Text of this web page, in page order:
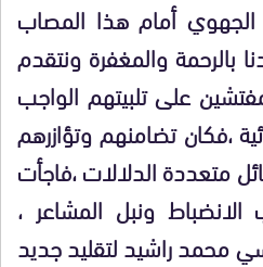
أمام هذا المصاب
بالرحمة والمغفرة ونتقدم
على تلبيتهم الواجب
،فكان تضامنهم وتؤازرهم
متعددة الدلالات ،فاجأت
ونبل المشاعر ،
راشيد لتقليد جديد